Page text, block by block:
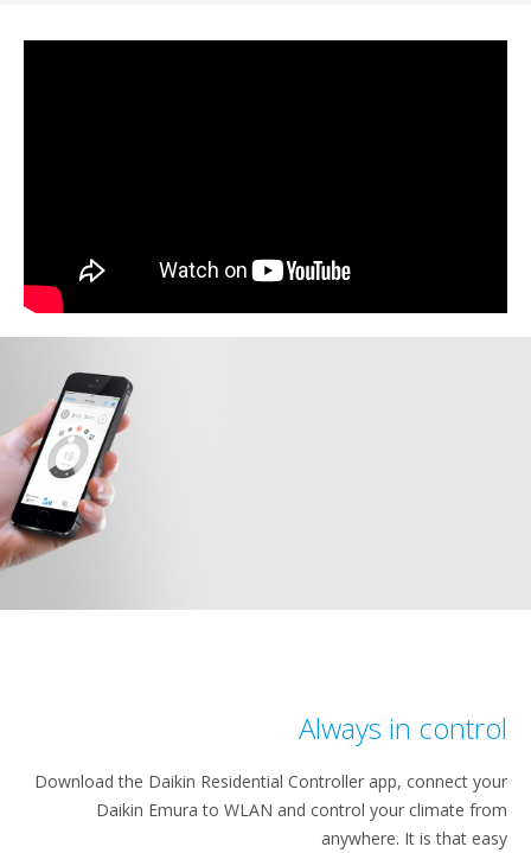
Always in
Download the Daikin Residential Controller app,
Daikin Emura to WLAN and control your
anywhere. It is